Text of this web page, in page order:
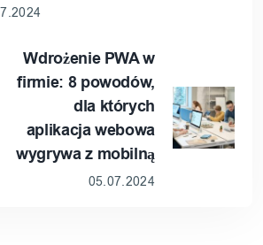
Wdrożenie PWA w
firmie: 8 powodów,
dla których
aplikacja webowa
wygrywa z mobilną
05.07.2024